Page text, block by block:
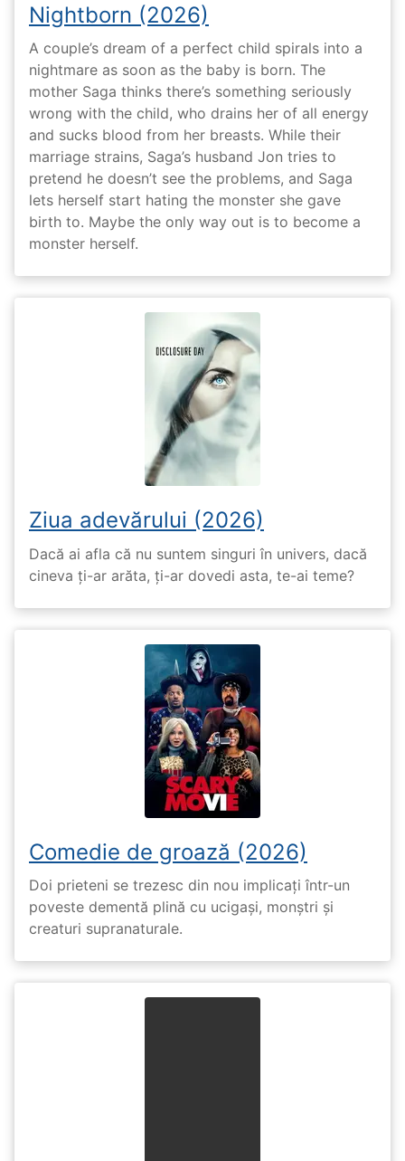
Nightborn (2026)
A couple’s dream of a perfect child spirals into a
nightmare as soon as the baby is born. The
mother Saga thinks there’s something seriously
wrong with the child, who drains her of all energy
and sucks blood from her breasts. While their
marriage strains, Saga’s husband Jon tries to
pretend he doesn’t see the problems, and Saga
lets herself start hating the monster she gave
birth to. Maybe the only way out is to become a
monster herself.
Ziua adevărului (2026)
Dacă ai afla că nu suntem singuri în univers, dacă
cineva ți-ar arăta, ți-ar dovedi asta, te-ai teme?
Comedie de groază (2026)
Doi prieteni se trezesc din nou implicați într-un
poveste dementă plină cu ucigași, monștri și
creaturi supranaturale.